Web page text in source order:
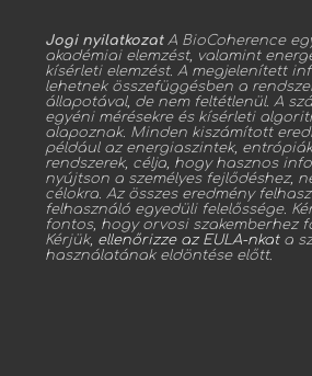
Jogi nyilatkozatA BioCoherence
akadémiai elemzést, valamint
kísérleti elemzést. A megjelenített
lehetnek összefüggésben a
állapotával, de nem feltétlenül. A
egyéni mérésekre és kísérleti
alapoznak. Minden kiszámított
például az energiaszintek,
rendszerek, célja, hogy hasznos
nyújtson a személyes fejlődéshez,
célokra. Az összes eredmény
felhasználó egyedüli felelőssége.
fontos, hogy orvosi szakemberhez
Kérjük, ellenőrizze az EULA-nkata
használatának eldöntése előtt.